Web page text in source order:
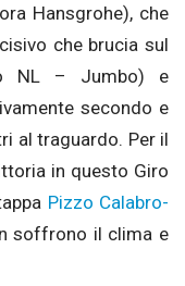
Hansgrohe), che
che brucia sul
NL – Jumbo) e
secondo e
al traguardo. Per il
in questo Giro
Pizzo Calabro-
soffrono il clima e